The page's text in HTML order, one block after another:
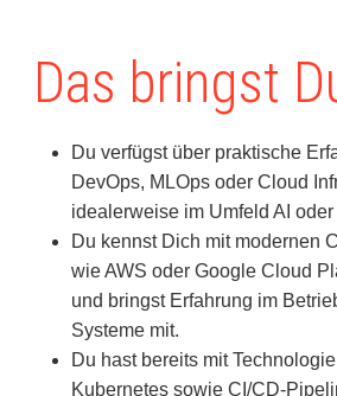
Das bringst
Du verfügst über praktische
DevOps, MLOps oder Cloud
idealerweise im Umfeld AI
Du kennst Dich mit modernen
wie AWS oder Google Cloud
und bringst Erfahrung im
Systeme mit.
Du hast bereits mit
Kubernetes sowie CI/CD-